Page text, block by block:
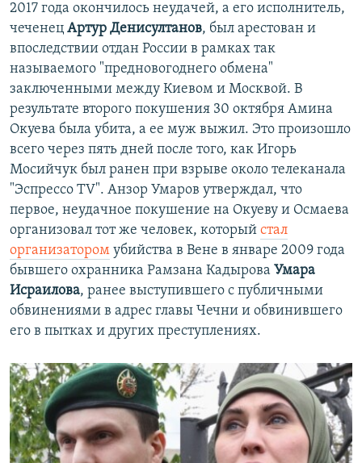
2017 года окончилось неудачей, а его исполнитель,
чеченец Артур Денисултанов, был арестован и
впоследствии отдан России в рамках так
называемого "предновогоднего обмена"
заключенными между Киевом и Москвой. В
результате второго покушения 30 октября Амина
Окуева была убита, а ее муж выжил. Это произошло
всего через пять дней после того, как Игорь
Мосийчук был ранен при взрыве около телеканала
"Эспрессо TV". Анзор Умаров утверждал, что
первое, неудачное покушение на Окуеву и Осмаева
организовал тот же человек, который стал
организатором убийства в Вене в январе 2009 года
бывшего охранника Рамзана Кадырова Умара
Исраилова, ранее выступившего с публичными
обвинениями в адрес главы Чечни и обвинившего
его в пытках и других преступлениях.